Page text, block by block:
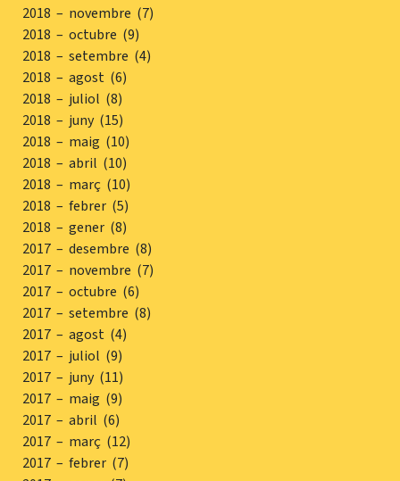
2018 – novembre (7)
2018 – octubre (9)
2018 – setembre (4)
2018 – agost (6)
2018 – juliol (8)
2018 – juny (15)
2018 – maig (10)
2018 – abril (10)
2018 – març (10)
2018 – febrer (5)
2018 – gener (8)
2017 – desembre (8)
2017 – novembre (7)
2017 – octubre (6)
2017 – setembre (8)
2017 – agost (4)
2017 – juliol (9)
2017 – juny (11)
2017 – maig (9)
2017 – abril (6)
2017 – març (12)
2017 – febrer (7)